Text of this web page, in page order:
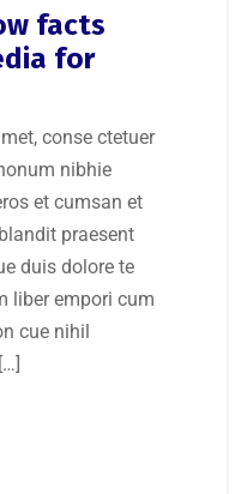
facts
for
conse ctetuer
nibhie
et cumsan et
praesent
duis dolore te
liber empori cum
cue nihil